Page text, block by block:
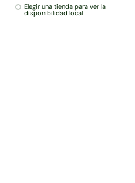
Elegir una tienda para ver la
disponibilidad local